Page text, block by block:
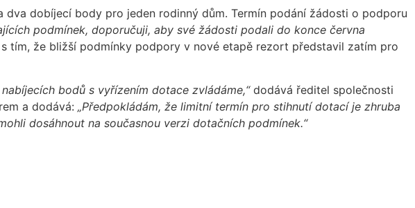
dva dobíjecí body pro jeden rodinný dům. Termín podání žádosti o podporu
podmínek, doporučuji, aby své žádosti podali do konce června
tím, že bližší podmínky podpory v nové etapě rezort představil zatím pro
bodů s vyřízením dotace zvládáme,“ dodává ředitel společnosti
a dodává: „Předpokládám, že limitní termín pro stihnutí dotací je zhruba
dosáhnout na současnou verzi dotačních podmínek.“